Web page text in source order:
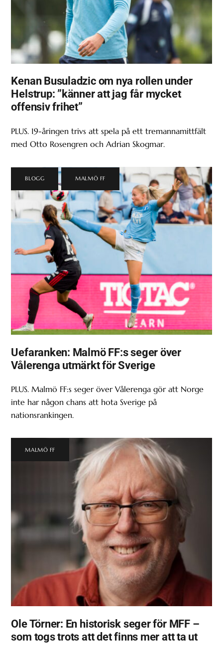
Kenan Busuladzic om nya rollen under
Helstrup: ”känner att jag får mycket
offensiv frihet”
PLUS. 19-åringen trivs att spela på ett tremannamittfält
med Otto Rosengren och Adrian Skogmar.
BLOGG MALMÖ FF
Uefaranken: Malmö FF:s seger över
Vålerenga utmärkt för Sverige
PLUS. Malmö FF:s seger över Vålerenga gör att Norge
inte har någon chans att hota Sverige på
nationsrankingen.
MALMÖ FF
Ole Törner: En historisk seger för MFF –
som togs trots att det finns mer att ta ut